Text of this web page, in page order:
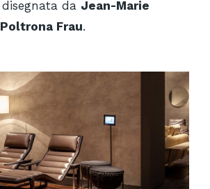
disegnata da Jean-Marie
Poltrona Frau.